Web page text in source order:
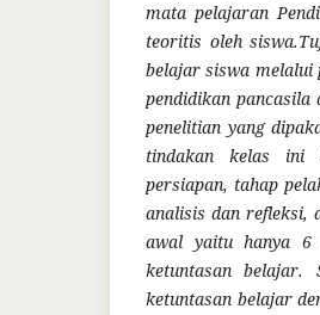
mata pelajaran
teoritis oleh
belajar siswa melalui
pendidikan pancasila
penelitian yang
tindakan kelas ini
persiapan, tahap
analisis dan refleksi,
awal yaitu hanya 6
ketuntasan belajar.
ketuntasan belajar